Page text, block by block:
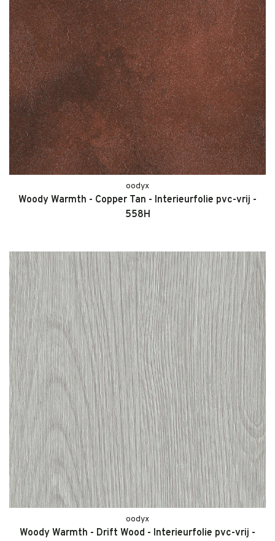
oodyx
Woody Warmth - Copper Tan - Interieurfolie pvc-vrij -
558H
oodyx
Woody Warmth - Drift Wood - Interieurfolie pvc-vrij -